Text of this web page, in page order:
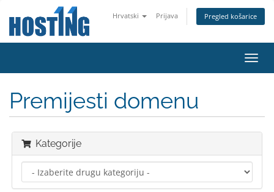
Hrvatski Prijava Pregled košarice
Premijesti domenu
Kategorije